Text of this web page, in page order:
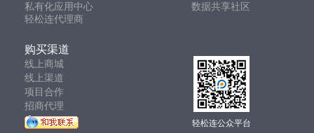
私有化应用中心
数据共享社区
轻松连代理商
购买渠道
线上商城
线上渠道
项目合作
招商代理
轻松连公众平台